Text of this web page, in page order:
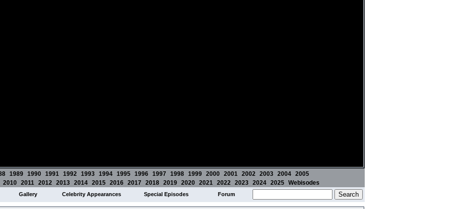
1989 1990 1991 1992 1993 1994 1995 1996 1997 1998 1999 2000 2001 2002 2003 2004 2005
2010 2011 2012 2013 2014 2015 2016 2017 2018 2019 2020 2021 2022 2023 2024 2025 Webisodes
Gallery Celebrity Appearances Special Episodes Forum